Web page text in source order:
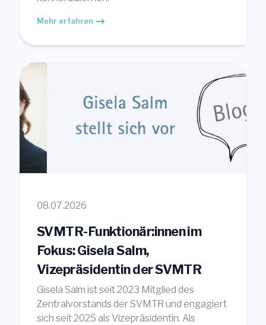
Mehr erfahren
08.07.2026
SVMTR-Funktionär:innen im
Fokus: Gisela Salm,
Vizepräsidentin der SVMTR
Gisela Salm ist seit 2023 Mitglied des
Zentralvorstands der SVMTR und engagiert
sich seit 2025 als Vizepräsidentin. Als